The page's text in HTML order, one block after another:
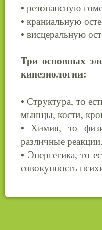
• резонансную
• краниальную
• висцеральную
Три основных
кинезиологии:
• Структура, то
мышцы, кости,
• Химия, то
различные реакции.
• Энергетика, то
совокупность